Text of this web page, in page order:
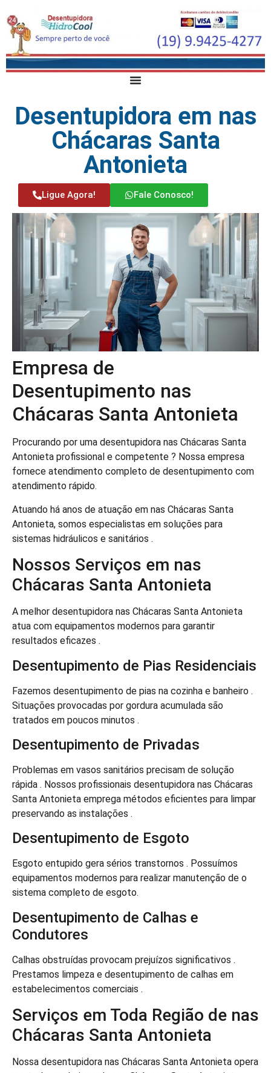
Desentupidora em nas
Chácaras Santa
Antonieta
Ligue Agora! Fale Conosco!
Empresa de
Desentupimento nas
Chácaras Santa Antonieta
Procurando por uma desentupidora nas Chácaras Santa
Antonieta profissional e competente ? Nossa empresa
fornece atendimento completo de desentupimento com
atendimento rápido.
Atuando há anos de atuação em nas Chácaras Santa
Antonieta, somos especialistas em soluções para
sistemas hidráulicos e sanitários .
Nossos Serviços em nas
Chácaras Santa Antonieta
A melhor desentupidora nas Chácaras Santa Antonieta
atua com equipamentos modernos para garantir
resultados eficazes .
Desentupimento de Pias Residenciais
Fazemos desentupimento de pias na cozinha e banheiro .
Situações provocadas por gordura acumulada são
tratados em poucos minutos .
Desentupimento de Privadas
Problemas em vasos sanitários precisam de solução
rápida . Nossos profissionais desentupidora nas Chácaras
Santa Antonieta emprega métodos eficientes para limpar
preservando as instalações .
Desentupimento de Esgoto
Esgoto entupido gera sérios transtornos . Possuímos
equipamentos modernos para realizar manutenção de o
sistema completo de esgoto.
Desentupimento de Calhas e
Condutores
Calhas obstruídas provocam prejuízos significativos .
Prestamos limpeza e desentupimento de calhas em
estabelecimentos comerciais .
Serviços em Toda Região de nas
Chácaras Santa Antonieta
Nossa desentupidora nas Chácaras Santa Antonieta opera